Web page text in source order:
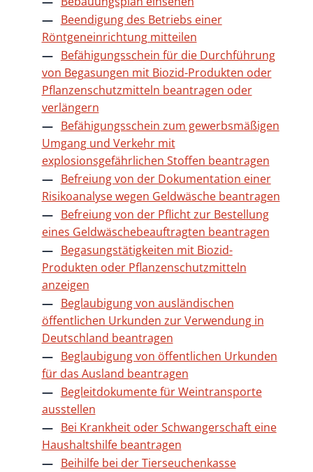
Beendigung des Betriebs einer
Röntgeneinrichtung mitteilen
Befähigungsschein für die Durchführung
von Begasungen mit Biozid-Produkten oder
Pflanzenschutzmitteln beantragen oder
verlängern
Befähigungsschein zum gewerbsmäßigen
Umgang und Verkehr mit
explosionsgefährlichen Stoffen beantragen
Befreiung von der Dokumentation einer
Risikoanalyse wegen Geldwäsche beantragen
Befreiung von der Pflicht zur Bestellung
eines Geldwäschebeauftragten beantragen
Begasungstätigkeiten mit Biozid-
Produkten oder Pflanzenschutzmitteln
anzeigen
Beglaubigung von ausländischen
öffentlichen Urkunden zur Verwendung in
Deutschland beantragen
Beglaubigung von öffentlichen Urkunden
für das Ausland beantragen
Begleitdokumente für Weintransporte
ausstellen
Bei Krankheit oder Schwangerschaft eine
Haushaltshilfe beantragen
Beihilfe bei der Tierseuchenkasse